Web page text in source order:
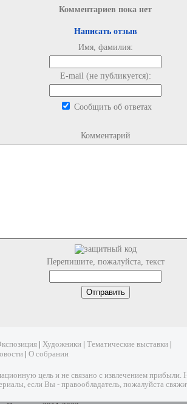
Комментариев пока нет
Написать отзыв
Имя, фамилия:
E-mail (не публикуется):
Сообщить об ответах
Комментарий
Перепишите, пожалуйста, текст
Художники Тематические выставки
| О собрании
цель и не связано с извлечением прибыли.
если Вы - правообладатель, пожалуйста